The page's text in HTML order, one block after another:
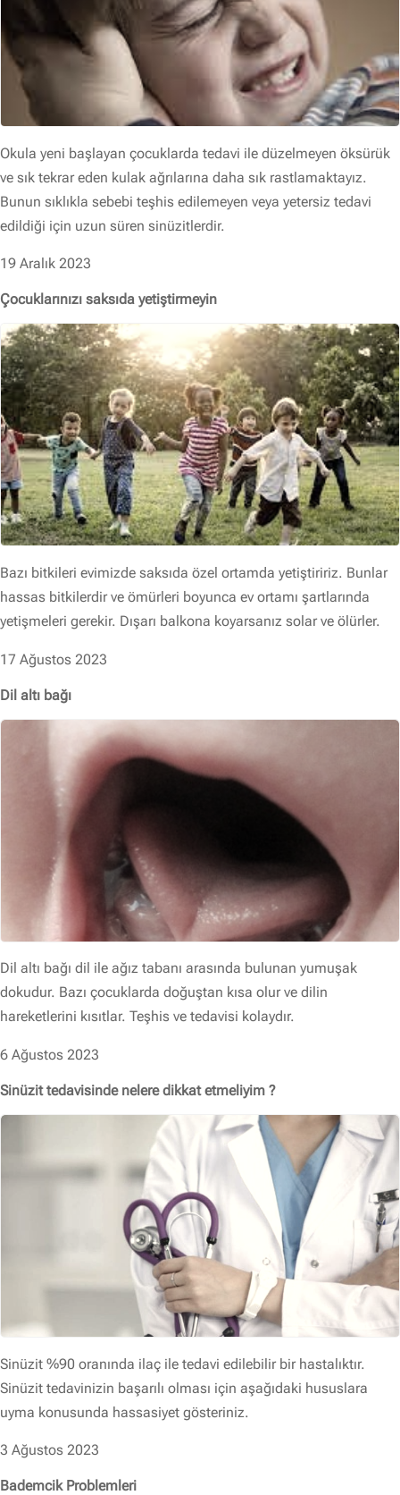
Okula yeni başlayan çocuklarda tedavi ile düzelmeyen öksürük
ve sık tekrar eden kulak ağrılarına daha sık rastlamaktayız.
Bunun sıklıkla sebebi teşhis edilemeyen veya yetersiz tedavi
edildiği için uzun süren sinüzitlerdir.
19 Aralık 2023
Çocuklarınızı saksıda yetiştirmeyin
Bazı bitkileri evimizde saksıda özel ortamda yetiştiririz. Bunlar
hassas bitkilerdir ve ömürleri boyunca ev ortamı şartlarında
yetişmeleri gerekir. Dışarı balkona koyarsanız solar ve ölürler.
17 Ağustos 2023
Dil altı bağı
Dil altı bağı dil ile ağız tabanı arasında bulunan yumuşak
dokudur. Bazı çocuklarda doğuştan kısa olur ve dilin
hareketlerini kısıtlar. Teşhis ve tedavisi kolaydır.
6 Ağustos 2023
Sinüzit tedavisinde nelere dikkat etmeliyim ?
Sinüzit %90 oranında ilaç ile tedavi edilebilir bir hastalıktır.
Sinüzit tedavinizin başarılı olması için aşağıdaki hususlara
uyma konusunda hassasiyet gösteriniz.
3 Ağustos 2023
Bademcik Problemleri